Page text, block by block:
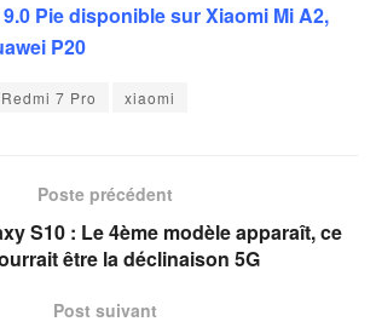
Pie disponible sur Xiaomi Mi A2,
P20
Redmi 7 Pro xiaomi
Poste précédent
S10 : Le 4ème modèle apparaît, ce
être la déclinaison 5G
Post suivant